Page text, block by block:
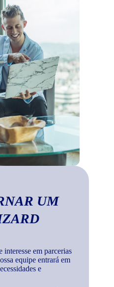
UM
em parcerias
equipe entrará em
e